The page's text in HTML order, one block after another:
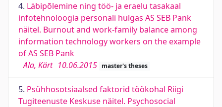
4. Läbipõlemine ning töö- ja eraelu tasakaal
infotehnoloogia personali hulgas AS SEB Pank
näitel. Burnout and work-family balance among
information technology workers on the example
of AS SEB Pank
Ala, Kärt 10.06.2015 master's theses
5. Psühhosotsiaalsed faktorid töökohal Riigi
Tugiteenuste Keskuse näitel. Psychosocial